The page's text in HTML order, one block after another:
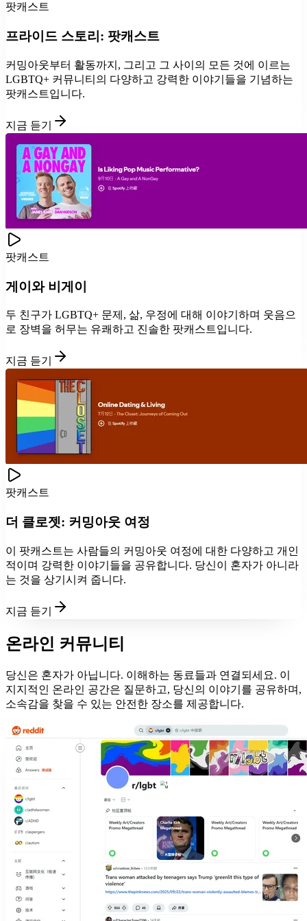
팟캐스트
프라이드 스토리: 팟캐스트
커밍아웃부터 활동까지, 그리고 그 사이의 모든 것에 이르는
LGBTQ+ 커뮤니티의 다양하고 강력한 이야기들을 기념하는
팟캐스트입니다.
지금 듣기
팟캐스트
게이와 비게이
두 친구가 LGBTQ+ 문제, 삶, 우정에 대해 이야기하며 웃음으
로 장벽을 허무는 유쾌하고 진솔한 팟캐스트입니다.
지금 듣기
팟캐스트
더 클로젯: 커밍아웃 여정
이 팟캐스트는 사람들의 커밍아웃 여정에 대한 다양하고 개인
적이며 강력한 이야기들을 공유합니다. 당신이 혼자가 아니라
는 것을 상기시켜 줍니다.
지금 듣기
온라인 커뮤니티
당신은 혼자가 아닙니다. 이해하는 동료들과 연결되세요. 이
지지적인 온라인 공간은 질문하고, 당신의 이야기를 공유하며,
소속감을 찾을 수 있는 안전한 장소를 제공합니다.